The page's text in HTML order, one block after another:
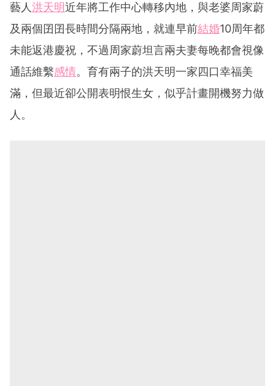
藝人洪天明近年將工作中心轉移內地，與老婆周家蔚
及兩個囝囝長時間分隔兩地，就連早前結婚10周年都
未能返港慶祝，不過周家蔚坦言兩夫妻每晚都會視像
通話維繫感情。育有兩子的洪天明一家四口幸福美
滿，但最近卻公開表明恨生女，似乎計畫開機努力做
人。